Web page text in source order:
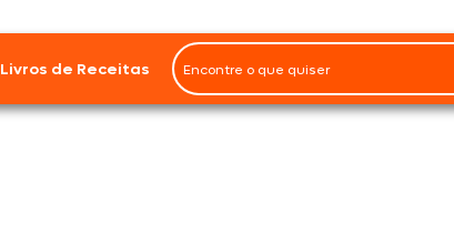
Livros de Receitas